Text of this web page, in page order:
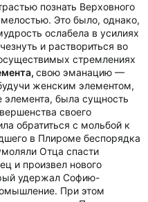
познать Верховного
Это было, однако,
ослабела в усилиях
и раствориться во
стремлениях
свою эманацию —
женским элементом,
была сущность
своего
обратиться с мольбой к
в Плироме беспорядка
Отца спасти
и произвел нового
удержал Софию-
При этом